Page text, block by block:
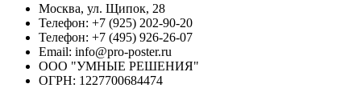
Москва, ул. Щипок, 28
Телефон: +7 (925) 202-90-20
Телефон: +7 (495) 926-26-07
Email: info@pro-poster.ru
ООО "УМНЫЕ РЕШЕНИЯ"
ОГРН: 1227700684474